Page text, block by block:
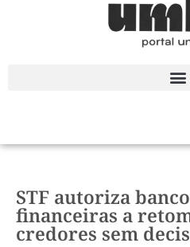
STF autoriza
financeiras a
credores sem